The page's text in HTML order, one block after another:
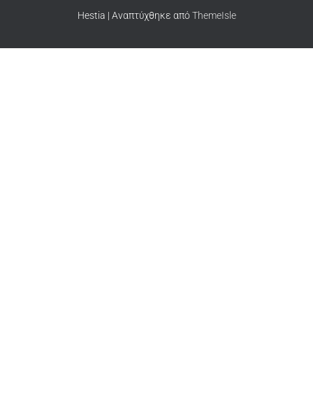
Hestia | Αναπτύχθηκε απόThemeIsle